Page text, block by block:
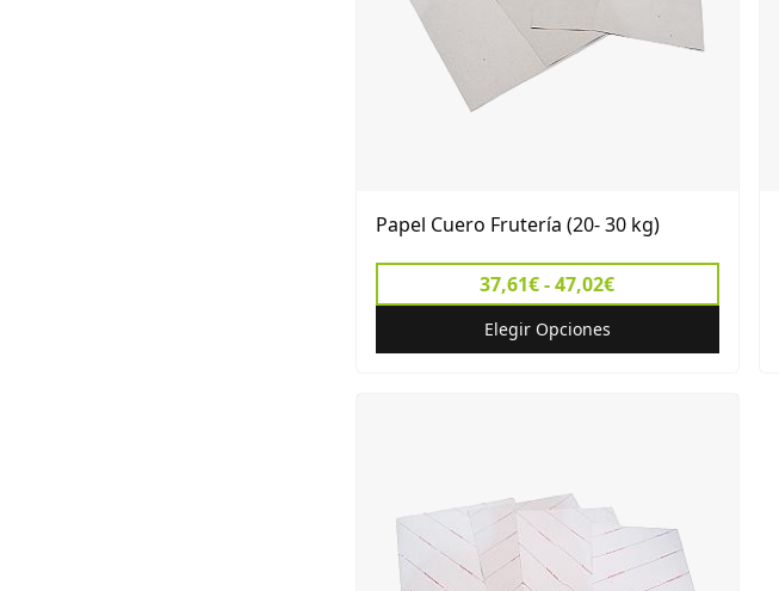
Papel Cuero Frutería (20- 30 kg)
37,61€ - 47,02€
Elegir Opciones